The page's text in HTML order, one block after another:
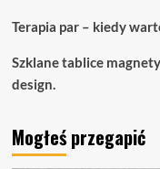
Terapia par – kiedy
Szklane tablice
design.
Mogłeś przegapić